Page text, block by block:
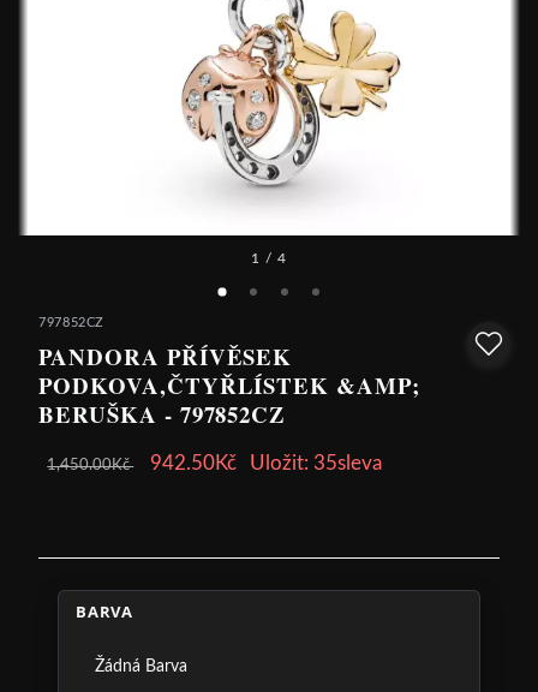
1 / 4
797852CZ
PANDORA PŘÍVĚSEK
PODKOVA,ČTYŘLÍSTEK &AMP;
BERUŠKA - 797852CZ
1,450.00Kč 942.50Kč Uložit: 35sleva
BARVA
Žádná Barva